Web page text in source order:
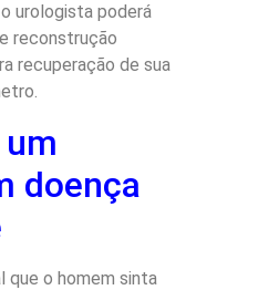
urologista poderá
reconstrução
recuperação de sua
doença
que o homem sinta